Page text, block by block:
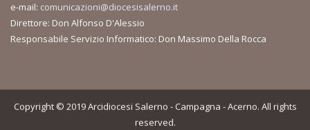
e-mail: comunicazioni@diocesisalerno.it
Direttore: Don Alfonso D'Alessio
Responsabile Servizio Informatico: Don Massimo Della Rocca
Copyright © 2019 Arcidiocesi Salerno - Campagna - Acerno. All rights
reserved.